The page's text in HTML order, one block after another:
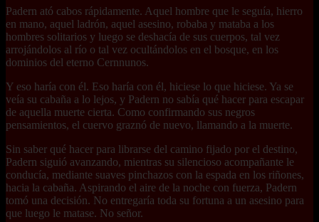
Padern ató cabos rápidamente. Aquel hombre que le seguía, hierro
en mano, aquel ladrón, aquel asesino, robaba y mataba a los
hombres solitarios y luego se deshacía de sus cuerpos, tal vez
arrojándolos al río o tal vez ocultándolos en el bosque, en los
dominios del eterno Cernnunos.
Y eso haría con él. Eso haría con él, hiciese lo que hiciese. Ya se
veía su cabaña a lo lejos, y Padern no sabía qué hacer para escapar
de aquella muerte cierta. Como confirmando sus negros
pensamientos, el cuervo graznó de nuevo, llamando a la muerte.
Sin saber qué hacer para librarse del camino fijado por el destino,
Padern siguió avanzando, mientras su silencioso acompañante le
conducía, mediante suaves pinchazos con la espada en los riñones,
hacia la cabaña. Aspirando el aire de la noche con fuerza, Padern
tomó una decisión. No entregaría toda su fortuna a un asesino para
que luego le matase. No señor.